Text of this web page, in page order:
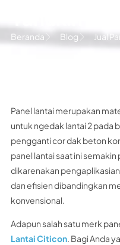
Beranda Blog Jual
Panel lantai merupakan
untuk ngedak lantai 2 pada
pengganti cor dak beton
panel lantai saat ini
dikarenakan
dan efisien dibandingkan
konvensional.
Adapun salah satu merk
Lantai Citicon. Bagi Anda